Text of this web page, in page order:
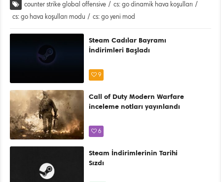
counter strike global offensive / cs: go dinamik hava koşulları /
cs: go hava koşulları modu / cs: go yeni mod
Steam Cadılar Bayramı
İndirimleri Başladı
9
Call of Duty Modern Warfare
inceleme notları yayınlandı
6
Steam İndirimlerinin Tarihi
Sızdı